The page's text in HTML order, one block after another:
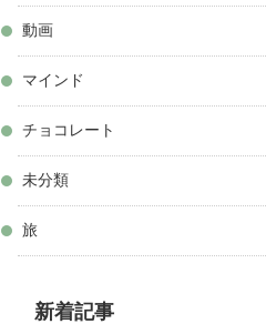
動画
マインド
チョコレート
未分類
旅
新着記事